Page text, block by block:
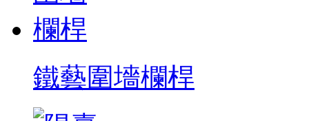
鐵藝圍墻欄桿